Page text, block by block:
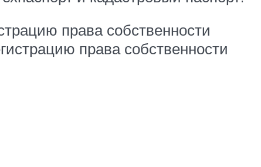
права собственности
права собственности